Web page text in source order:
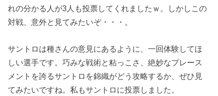
れの分かる人が3人も投票してくれましたｗ。しかしこの
対戦、意外と見てみたいぞ・・・。
サントロは種さんの意見にあるように、一回体験してほ
しい選手です。巧みな戦術と粘っこさ、絶妙なプレース
メントを誇るサントロを錦織がどう攻略するか、ぜひ見
てみたいですね。私もサントロに投票しました。